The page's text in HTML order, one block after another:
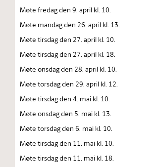
Møte fredag den 9. april kl. 10.
Møte mandag den 26. april kl. 13.
Møte tirsdag den 27. april kl. 10.
Møte tirsdag den 27. april kl. 18.
Møte onsdag den 28. april kl. 10.
Møte torsdag den 29. april kl. 12.
Møte tirsdag den 4. mai kl. 10.
Møte onsdag den 5. mai kl. 13.
Møte torsdag den 6. mai kl. 10.
Møte tirsdag den 11. mai kl. 10.
Møte tirsdag den 11. mai kl. 18.